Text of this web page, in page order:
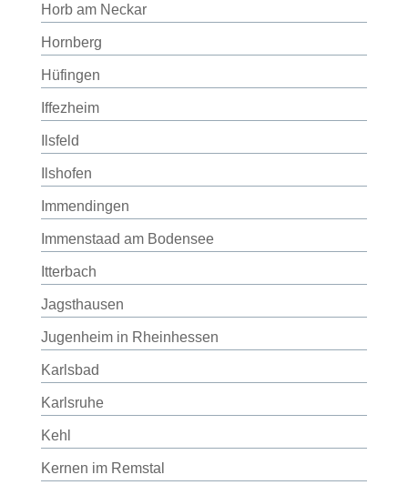
Horb am Neckar
Hornberg
Hüfingen
Iffezheim
Ilsfeld
Ilshofen
Immendingen
Immenstaad am Bodensee
Itterbach
Jagsthausen
Jugenheim in Rheinhessen
Karlsbad
Karlsruhe
Kehl
Kernen im Remstal